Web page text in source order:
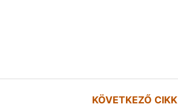
KÖVETKEZŐ CIKK